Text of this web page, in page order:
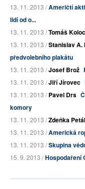
13. 11. 2013 /Američtí
lidí od o...
13. 11. 2013 /Tomáš Koloc
13. 11. 2013 /Stanislav A.
předvolebního plakátu
13. 11. 2013 /Josef Brož
13. 11. 2013 /Jiří Jírovec
13. 11. 2013 /Pavel Drs
komory
13. 11. 2013 /Zdeňka
13. 11. 2013 /Americká
13. 11. 2013 /Skupina
15. 9. 2013 /Hospodaření